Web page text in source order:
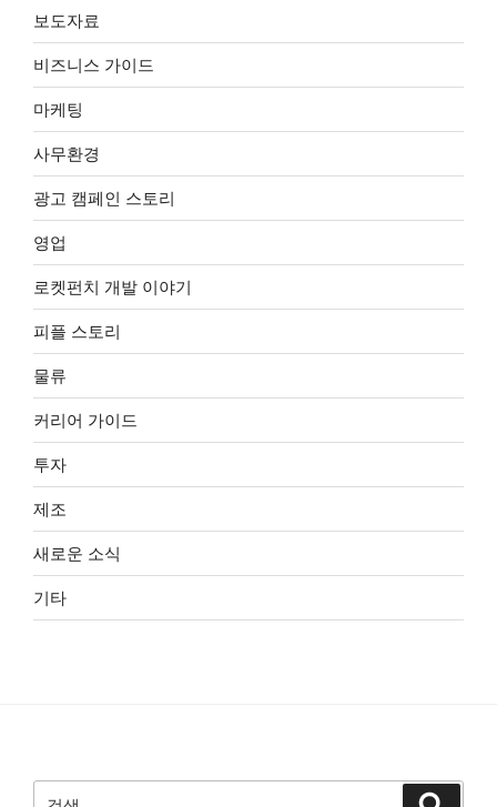
보도자료
비즈니스 가이드
마케팅
사무환경
광고 캠페인 스토리
영업
로켓펀치 개발 이야기
피플 스토리
물류
커리어 가이드
투자
제조
새로운 소식
기타